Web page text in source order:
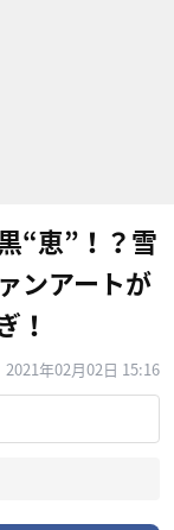
“恵”！？雪
ンアートが
！
2021年02月02日 15:16